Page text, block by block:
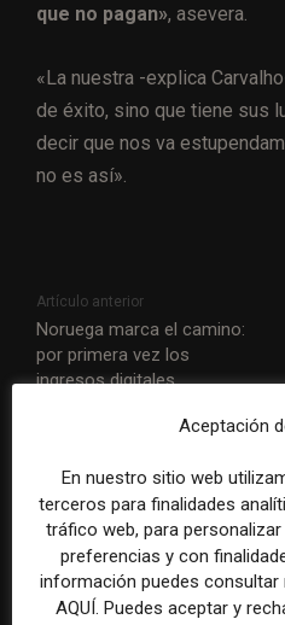
que no pagan», asevera.
«La nuestra -explica
de éxito, sino que tiene sus
decir que nos va
no es así».
Artículo anterior
Noruega marca el camino:
por primera vez los
ingresos digitales
ARTÍCULOS
Aceptación
En nuestro sitio web
terceros para finalidades
tráfico web, para
preferencias y con
información puedes consultar
AQUÍ. Puedes aceptar y